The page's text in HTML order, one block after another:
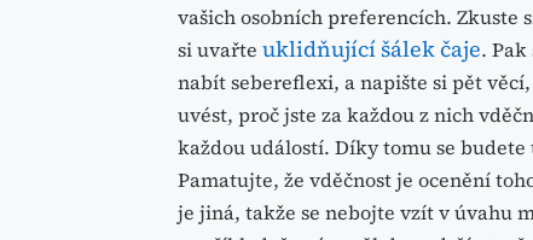
vašich osobních preferencích.
si uvařte uklidňující šálek čaje.
nabít sebereflexi, a napište si pět
uvést, proč jste za každou z nich
každou událostí. Díky tomu se
Pamatujte, že vděčnost je ocenění
je jiná, takže se nebojte vzít v úvahu